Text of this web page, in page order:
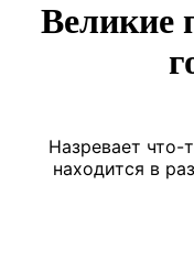
Великие
Назревает что-
находится в